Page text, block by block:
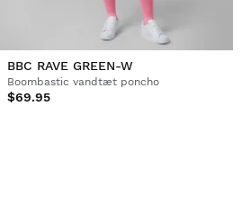
BBC RAVE GREEN-W
Boombastic vandtæt poncho
$69.95